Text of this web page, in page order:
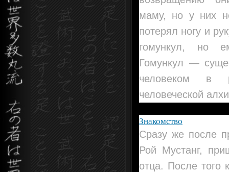
маму, но у них
потерял ногу и
гомункул, но
Гомункул —
человеком в
человеческой
Знакомство
Сразу же после
Рой Мустанг,
отца. После того